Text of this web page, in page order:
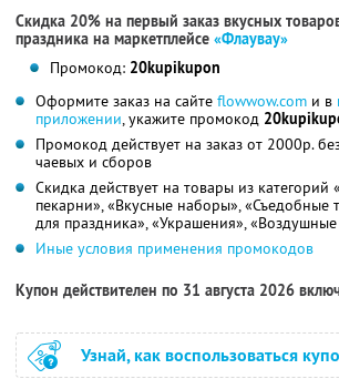
Скидка 20% на первый заказ вкусных
праздника на маркетплейсе «Флаувау»
Промокод: 20kupikupon
Оформите заказ на сайте flowwow.com и в
приложении, укажите промокод
Промокод действует на заказ от 2000р.
чаевых и сборов
Скидка действует на товары из категорий
пекарни», «Вкусные наборы», «Съедобные
для праздника», «Украшения»,
Иные условия применения промокодов
Купон действителен по 31 августа 2026
Узнай, как воспользоваться